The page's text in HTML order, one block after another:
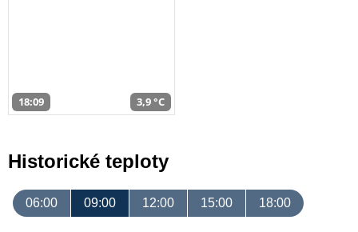
18:09 3,9 °C
Historické teploty
06:00 09:00 12:00 15:00 18:00